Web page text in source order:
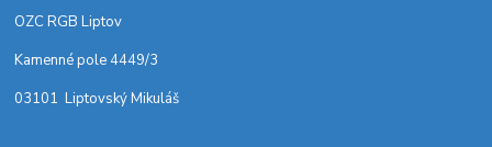
OZC RGB Liptov
Kamenné pole 4449/3
03101 Liptovský Mikuláš